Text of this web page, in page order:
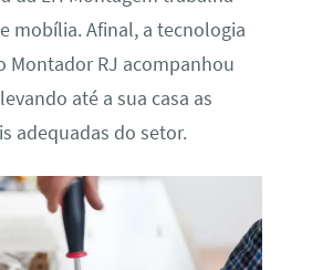
mobília. Afinal, a tecnologia
Montador RJ acompanhou
até a sua casa as
adequadas do setor.